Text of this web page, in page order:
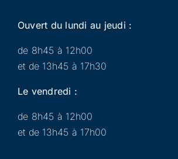
Ouvert du lundi au jeudi :
de 8h45 à 12h00
et de 13h45 à 17h30
Le vendredi :
de 8h45 à 12h00
et de 13h45 à 17h00